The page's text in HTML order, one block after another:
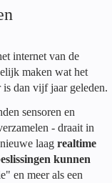
internet van de
maken wat het
dan vijf jaar geleden.
sensoren en
- draait in
laag realtime
kunnen
en meer als een